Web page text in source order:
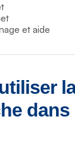
et aide